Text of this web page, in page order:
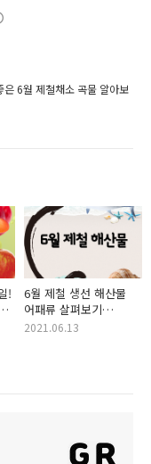
6월 제철채소 곡물 알아보
!
6월 제철 생선 해산물
어패류 살펴보기
(참다랑어, 장어, 소라,
2021.06.13